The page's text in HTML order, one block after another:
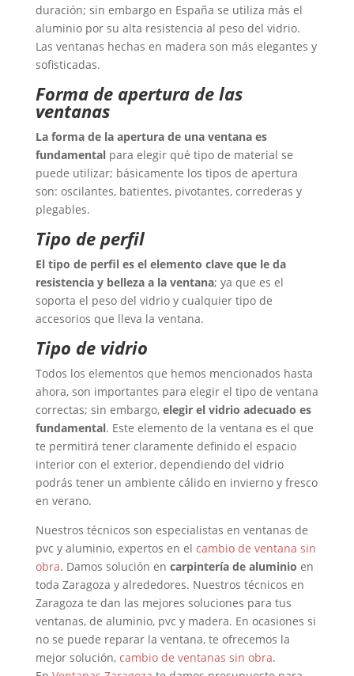
duración; sin embargo en España se utiliza más el
aluminio por su alta resistencia al peso del vidrio.
Las ventanas hechas en madera son más elegantes y
sofisticadas.
Forma de apertura de las
ventanas
La forma de la apertura de una ventana es
fundamentalpara elegir qué tipo de material se
puede utilizar; básicamente los tipos de apertura
son: oscilantes, batientes, pivotantes, correderas y
plegables.
Tipo de perfil
El tipo de perfil es el elemento clave que le da
resistencia y belleza a la ventana; ya que es el
soporta el peso del vidrio y cualquier tipo de
accesorios que lleva la ventana.
Tipo de vidrio
Todos los elementos que hemos mencionados hasta
ahora, son importantes para elegir el tipo de ventana
correctas; sin embargo, elegir el vidrio adecuado es
fundamental. Este elemento de la ventana es el que
te permitirá tener claramente definido el espacio
interior con el exterior, dependiendo del vidrio
podrás tener un ambiente cálido en invierno y fresco
en verano.
Nuestros técnicos son especialistas en ventanas de
pvc y aluminio, expertos en el cambio de ventana sin
obra. Damos solución en carpintería de aluminio en
toda Zaragoza y alrededores. Nuestros técnicos en
Zaragoza te dan las mejores soluciones para tus
ventanas, de aluminio, pvc y madera. En ocasiones si
no se puede reparar la ventana, te ofrecemos la
mejor solución, cambio de ventanas sin obra.